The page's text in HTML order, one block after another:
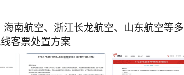
南航空、浙江长龙航空、山东航空等多
客票处置方案